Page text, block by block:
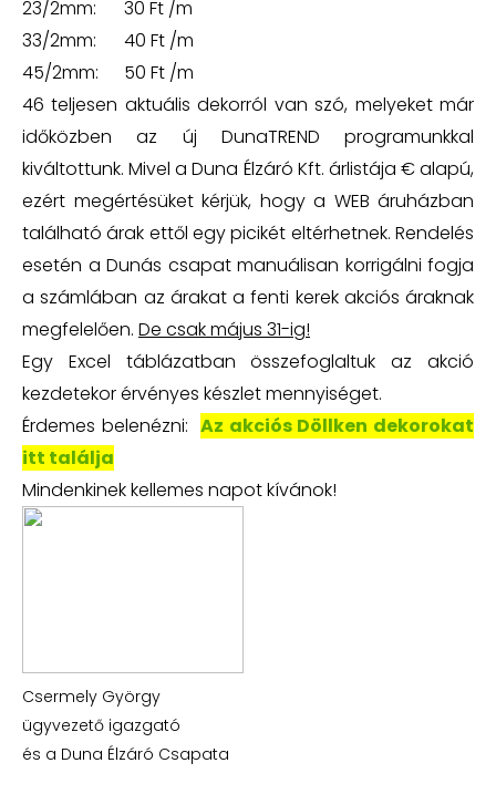
23/2mm:
30 Ft /m
33/2mm:
40 Ft /m
45/2mm:
50 Ft /m
46 teljesen aktuális dekorról van szó, melyeket már
időközben az új DunaTREND programunkkal
kiváltottunk. Mivel a Duna Élzáró Kft. árlistája € alapú,
ezért megértésüket kérjük, hogy a WEB áruházban
található árak ettől egy picikét eltérhetnek. Rendelés
esetén a Dunás csapat manuálisan korrigálni fogja
a számlában az árakat a fenti kerek akciós áraknak
megfelelően. De csak május 31-ig!
Egy Excel táblázatban összefoglaltuk az akció
kezdetekor érvényes készlet mennyiséget.
Érdemes belenézni: Az akciós Döllken dekorokat
itt találja
Mindenkinek kellemes napot kívánok!
Csermely György
ügyvezető igazgató
és a Duna Élzáró Csapata